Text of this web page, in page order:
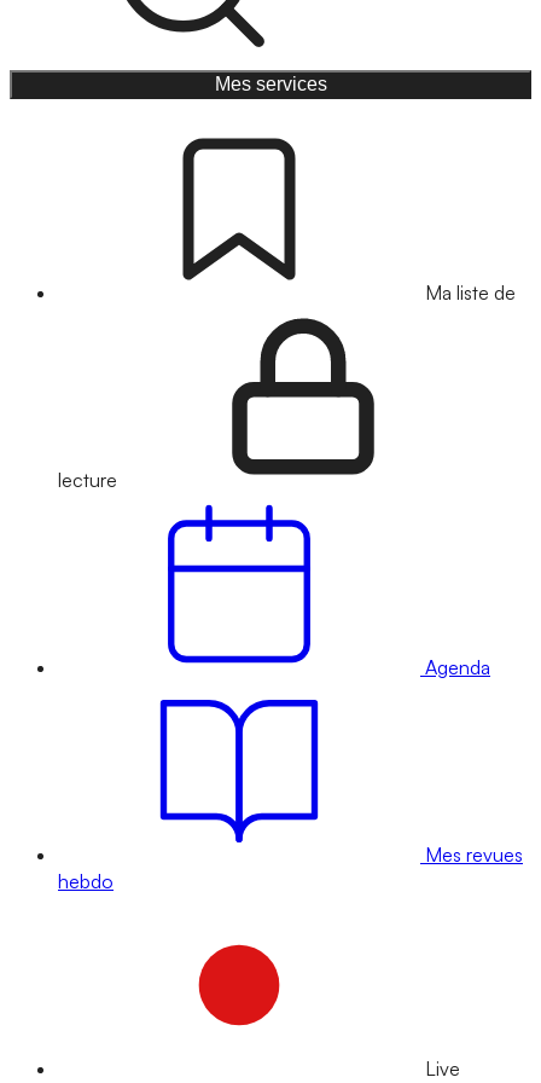
Mes services
Ma liste de
lecture
Agenda
Mes revues
hebdo
Live